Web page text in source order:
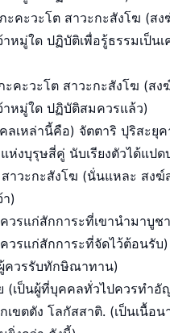
คะวะโต สาวะกะสังโฆ (สง
หมู่ใด ปฏิบัติเพื่อรู้ธรรมเป็นเ
คะวะโต สาวะกะสังโฆ (สง
าหมู่ใด ปฏิบัติสมควรแล้ว)
ลเหล่านี้คือ) จัตตาริ ปุริสะยุ
ห่งบุรุษสี่คู่ นับเรียงตัวได้แปด
สาวะกะสังโฆ (นั่นแหละ สงฆ์
)
วรแก่สักการะที่เขานำมาบูช
วรแก่สักการะที่จัดไว้ต้อนรับ)
ควรรับทักษิณาทาน)
(เป็นผู้ที่บุคคลทั่วไปควรทำอั
ขตตัง โลกัสสาติ. (เป็นเนื้อ